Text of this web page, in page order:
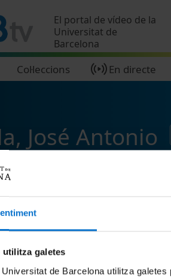
galetes
de Barcelona utilitza
El portal de vídeo de la
Universitat de
Barcelona
Col·leccions En directe
José Antonio